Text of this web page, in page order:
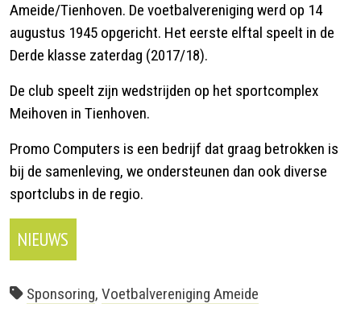
Ameide/Tienhoven. De voetbalvereniging werd op 14
augustus 1945 opgericht. Het eerste elftal speelt in de
Derde klasse zaterdag (2017/18).
De club speelt zijn wedstrijden op het sportcomplex
Meihoven in Tienhoven.
Promo Computers is een bedrijf dat graag betrokken is
bij de samenleving, we ondersteunen dan ook diverse
sportclubs in de regio.
NIEUWS
Sponsoring, Voetbalvereniging Ameide